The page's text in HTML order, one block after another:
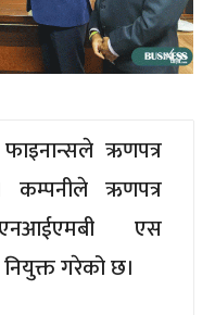
फाइनान्सले ऋणपत्र
कम्पनीले ऋणपत्र
एस
नियुक्त गरेको छ।